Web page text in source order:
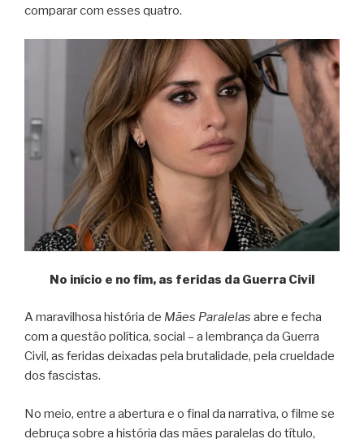
comparar com esses quatro.
No início e no fim, as feridas da Guerra Civil
A maravilhosa história de Mães Paralelas abre e fecha
com a questão política, social – a lembrança da Guerra
Civil, as feridas deixadas pela brutalidade, pela crueldade
dos fascistas.
No meio, entre a abertura e o final da narrativa, o filme se
debruça sobre a história das mães paralelas do título,